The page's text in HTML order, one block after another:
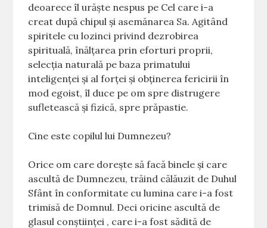
deoarece îl urăște nespus pe Cel care i-a
creat după chipul și asemănarea Sa. Agitând
spiritele cu lozinci privind dezrobirea
spirituală, înălțarea prin eforturi proprii,
selecția naturală pe baza primatului
inteligenței și al forței și obținerea fericirii în
mod egoist, îl duce pe om spre distrugere
sufletească și fizică, spre prăpastie.
Cine este copilul lui Dumnezeu?
Orice om care dorește să facă binele și care
ascultă de Dumnezeu, trăind călăuzit de Duhul
Sfânt în conformitate cu lumina care i-a fost
trimisă de Domnul. Deci oricine ascultă de
glasul conștiinței , care i-a fost sădită de